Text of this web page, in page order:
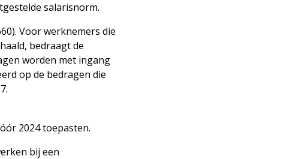
salarisnorm.
Voor werknemers die
bedraagt de
worden met ingang
op de bedragen die
2024 toepasten.
bij een